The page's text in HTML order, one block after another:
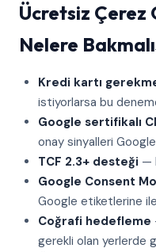
Ücretsiz Çerez
Nelere
Kredi kartı
istiyorlarsa bu
Google sertifikalı
onay sinyalleri
TCF 2.3+ desteği —
Google Consent
Google etiketlerine
Coğrafi hedefleme
gerekli olan yerlerde